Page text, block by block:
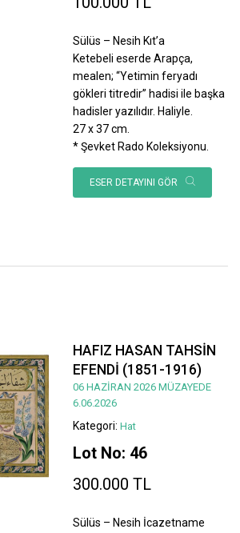
Sülüs – Nesih Kıt’a
Ketebeli eserde Arapça,
mealen; “Yetimin feryadı
gökleri titredir” hadisi ile başka
hadisler yazılıdır. Haliyle.
27 x 37 cm.
* Şevket Rado Koleksiyonu.
ESER DETAYINI GÖR
HAFIZ HASAN TAHSİN
EFENDİ (1851-1916)
06 HAZİRAN 2026 MÜZAYEDE
6.06.2026
Kategori: Hat
Lot No: 46
300.000 TL
Sülüs – Nesih İcazetname